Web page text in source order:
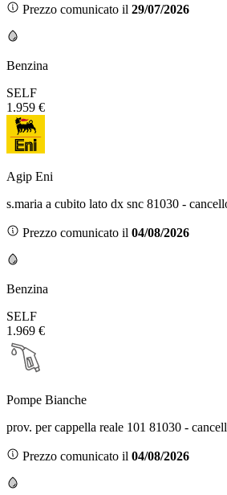
Prezzo comunicato il 29/07/2026
Benzina
SELF
1.959 €
Agip Eni
s.maria a cubito lato dx snc 81030 -
Prezzo comunicato il 04/08/2026
Benzina
SELF
1.969 €
Pompe Bianche
prov. per cappella reale 101 81030 -
Prezzo comunicato il 04/08/2026